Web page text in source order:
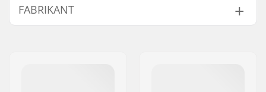
lengte:
Aantal per
8
FABRIKANT